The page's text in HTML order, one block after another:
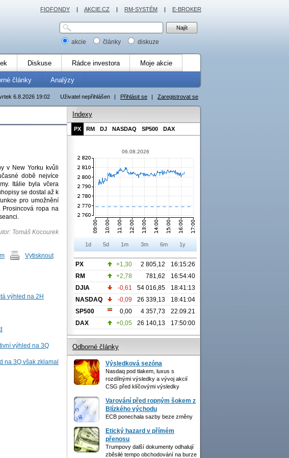
akcie články diskuze
Diskuse Rádce investora Moje akcie
články Analýzy
Uživatel nepřihlášen | Přihlásit se | Zaregistrovat se
6.8.2026 19:02
v New Yorku kvůli
době nejvíce
Itálie byla včera
se dostal až k
pro umožnění
Prosincová ropa na
Tomáš Kocourek
Vytisknout
výhled na 2H
výhled na 3Q
na 3Q však zklamal
Indexy
PX RM DJ NASDAQ SP500 DAX
06.08.2026
1d 5d 1m 3m 6m 1y
PX +1,30 2 805,12
16:15:26
RM
+2,78 781,62
16:54:40
DJIA
-0,61 54 016,85
18:41:13
NASDAQ
-0,09 26 339,13
18:41:04
SP500
0,00 4 357,73
22.09.21
DAX
+0,05 26 140,13 17:50:00
Odborné články
Výsledková sezóna
Nasdaq pod tlakem, luxus s
rozdílnými výsledky a vývoj akcií
CSG před klíčovými výsledky
Varování před ropným šokem z
Blízkého východu
ECB ponechala sazby beze změny
Etický hazard v přímém
přenosu
Trumpovy další dokumenty odhalují
zběsilé tempo obchodování na burze
FIOFONDY | AKCIE.CZ | RM-SYSTÉM | E-BROKER